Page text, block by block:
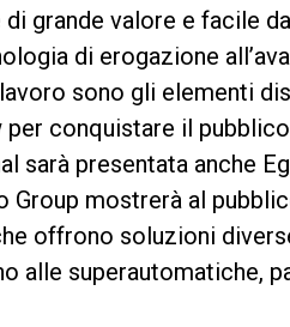
grande valore e facile
di erogazione
sono gli elementi
conquistare il
sarà presentata anche
Group mostrerà al
offrono soluzioni
alle superautomatiche,